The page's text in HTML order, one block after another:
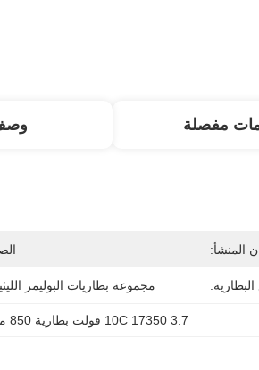
مفصلة
المنشأ:
البطارية: مجموعة بطاريات البوليمر
10C 17350 3.7 فولت بطارية 850 مللي أمبير